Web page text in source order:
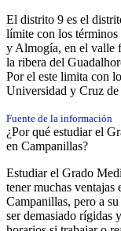
El distrito 9 es el
límite con los
y Almogía, en el valle
la ribera del
Por el este limita con
Universidad y Cruz
Fuente de la información
¿Por qué estudiar el
en Campanillas?
Estudiar el Grado
tener muchas ventajas
Campanillas, pero a
ser demasiado rígidas